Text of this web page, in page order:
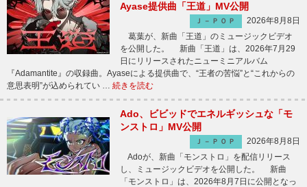
Ayase提供曲「王道」MV公開
Ｊ－ＰＯＰ
2026年8月8日
葛葉が、新曲「王道」のミュージックビデオ
を公開した。 新曲「王道」は、2026年7月29
日にリリースされたニューミニアルバム
『Adamantite』の収録曲。Ayaseによる提供曲で、“王者の苦悩”と“これからの
意思表明”が込められてい … 続きを読む
Ado、ビビッドでエネルギッシュな「モ
ンストロ」MV公開
Ｊ－ＰＯＰ
2026年8月8日
Adoが、新曲「モンストロ」を配信リリース
し、ミュージックビデオを公開した。 新曲
「モンストロ」は、2026年8月7日に公開となっ